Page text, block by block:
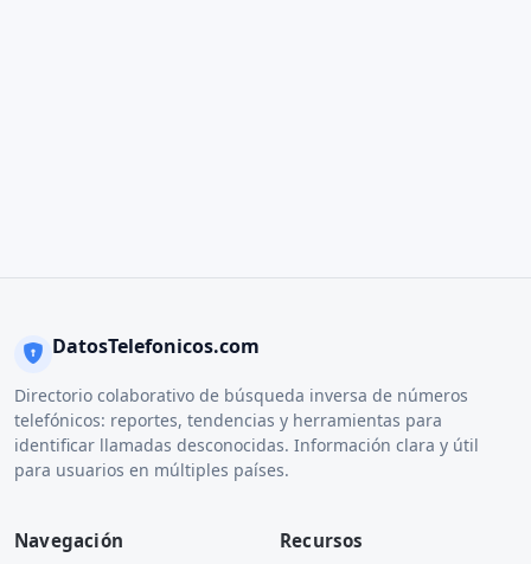
DatosTelefonicos.com
Directorio colaborativo de búsqueda inversa de números
telefónicos: reportes, tendencias y herramientas para
identificar llamadas desconocidas. Información clara y útil
para usuarios en múltiples países.
Navegación Recursos